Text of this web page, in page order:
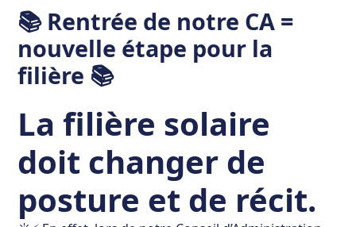
Temps
de
lecture
min
📚 Rentrée de notre CA =
nouvelle étape pour la
filière 📚
La filière solaire
doit changer de
posture et de récit.